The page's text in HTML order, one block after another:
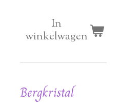
In
winkelwagen
Bergkristal